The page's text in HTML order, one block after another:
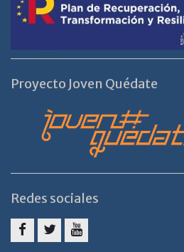
Proyecto Joven Quédate
Redes sociales